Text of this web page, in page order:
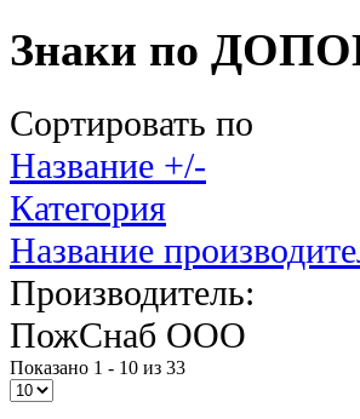
Знаки по
Сортировать по
Название +/-
Категория
Название
Производитель:
ПожСнаб ООО
Показано 1 - 10 из 33